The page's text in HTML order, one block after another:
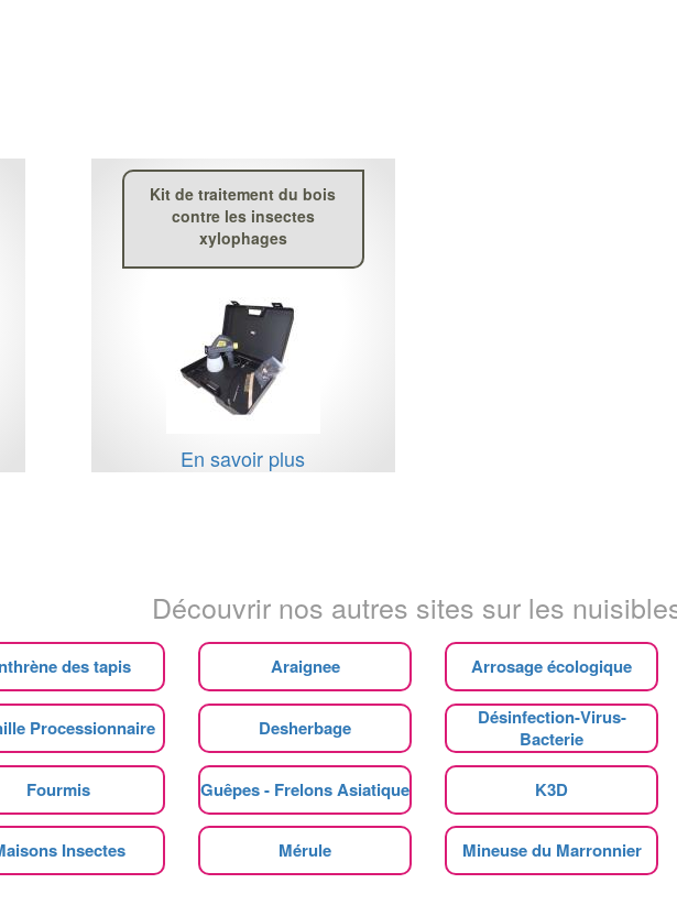
Kit de traitement du bois
contre les insectes
xylophages
En savoir plus
Découvrir nos autres sites sur les
des tapis Araignee Arrosage écologique
Processionnaire Desherbage
Désinfection-Virus-
Bacterie
Fourmis Guêpes - Frelons Asiatique K3D
Insectes Mérule Mineuse du Marronnier